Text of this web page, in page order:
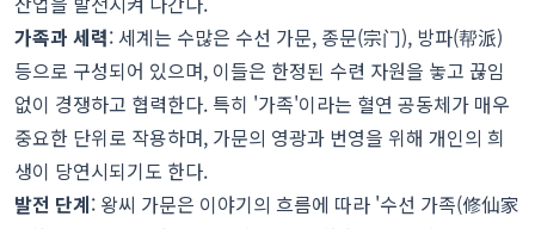
가족과 세력: 세계는 수많은 수선 가문, 종문(宗门), 방파(帮派)
등으로 구성되어 있으며, 이들은 한정된 수련 자원을 놓고 끊임
없이 경쟁하고 협력한다. 특히 '가족'이라는 혈연 공동체가 매우
중요한 단위로 작용하며, 가문의 영광과 번영을 위해 개인의 희
생이 당연시되기도 한다.
발전 단계: 왕씨 가문은 이야기의 흐름에 따라 '수선 가족(修仙家